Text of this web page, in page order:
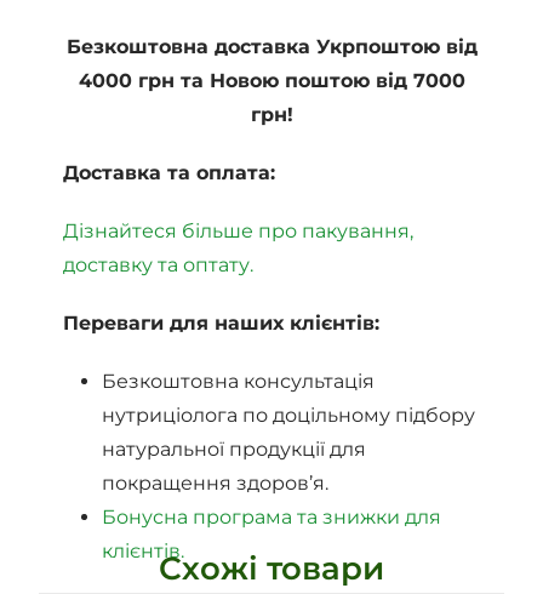
Безкоштовна доставка Укрпоштою від
4000 грн та Новою поштою від 7000
грн!
Доставка та оплата:
Дізнайтеся більше про пакування,
доставку та оптату.
Переваги для наших клієнтів:
Безкоштовна консультація
нутриціолога по доцільному підбору
натуральної продукції для
покращення здоров’я.
Бонусна програма та знижки для
клієнтів.Схожі товари